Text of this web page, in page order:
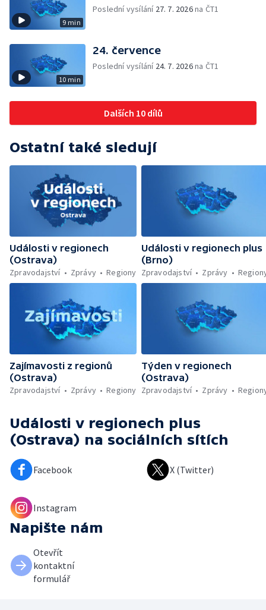
9 min
Poslední vysílání 27. 7. 2026na ČT1
10 min
24. července
Poslední vysílání 24. 7. 2026na ČT1
Dalších 10 dílů
Ostatní také sledují
Události v regionech
(Ostrava)
Zpravodajství
Zprávy Regiony
Události v regionech plus
(Brno)
Zpravodajství
Zprávy
Zajímavosti z regionů
(Ostrava)
Zpravodajství
Zprávy Regiony
Týden v regionech
(Ostrava)
Zpravodajství
Zprávy
Události v regionech plus
(Ostrava) na sociálních sítích
Facebook X (Twitter)
Instagram
Napište nám
Otevřít
kontaktní
formulář